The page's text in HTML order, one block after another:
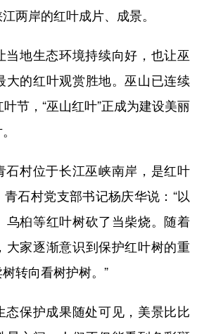
两岸的红叶成片、成景。
地生态环境持续向好，也让巫
大的红叶观赏胜地。巫山已连续
节，“巫山红叶”正成为建设美丽
村位于长江巫峡南岸，是红叶
石村党支部书记杨庆华说：“以
乌桕等红叶树砍了当柴烧。随着
大家逐渐意识到保护红叶树的重
转向看树护树。”
保护成果随处可见，美景比比